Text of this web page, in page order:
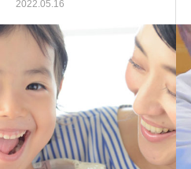
2022.05.16